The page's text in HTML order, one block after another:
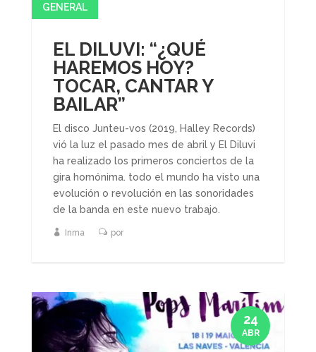
EL DILUVI: “¿QUÉ
HAREMOS HOY?
TOCAR, CANTAR Y
BAILAR”
GENERAL
El disco Junteu-vos (2019, Halley Records)
vió la luz el pasado mes de abril y El Diluvi
ha realizado los primeros conciertos de la
gira homónima. todo el mundo ha visto una
evolución o revolución en las sonoridades
de la banda en este nuevo trabajo.
Inma por
24
ABR